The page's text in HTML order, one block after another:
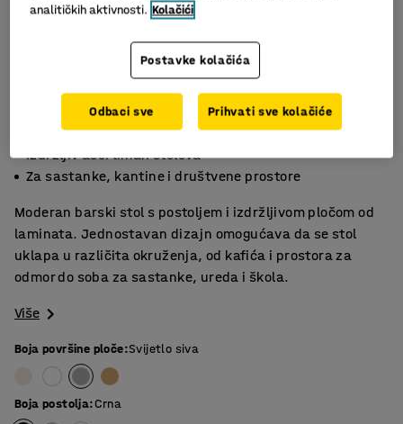
Slični proizvodi
Moderan i lako se održava
Izdržljiv asortiman stolova
Za sastanke, kantine i društvene prostore
Moderan barski stol s postoljem i izdržljivom pločom od
laminata. Jednostavan dizajn omogućava da se stol
uklapa u različita okruženja, od kafića i prostora za
odmor do soba za sastanke, ureda i škola.
Više
Boja površine ploče:Svijetlo siva
Boja postolja:Crna
analitičkih aktivnosti. Kolačići
Postavke kolačića
Odbaci sve Prihvati sve kolačiće